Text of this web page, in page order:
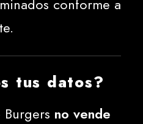
conforme a
tus datos?
no vende